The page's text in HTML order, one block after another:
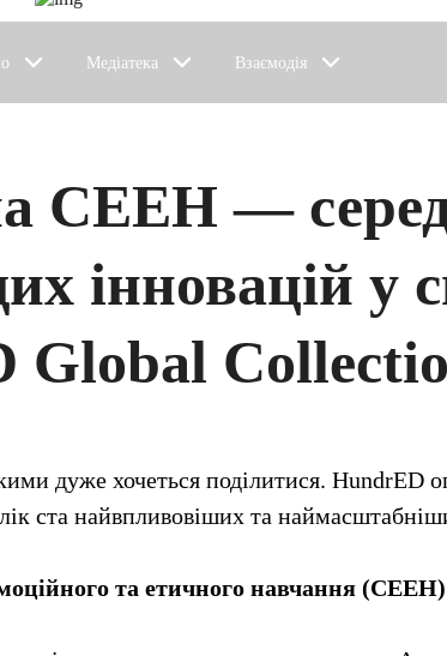
Медіатека Взаємодія
СЕЕН —
інновацій у
Global
дуже хочеться поділитися. HundrED
ста найвпливовіших та
та етичного навчання (СЕЕН)